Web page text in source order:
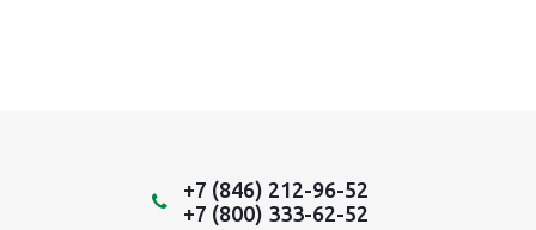
+7 (846) 212-96-52
+7 (800) 333-62-52